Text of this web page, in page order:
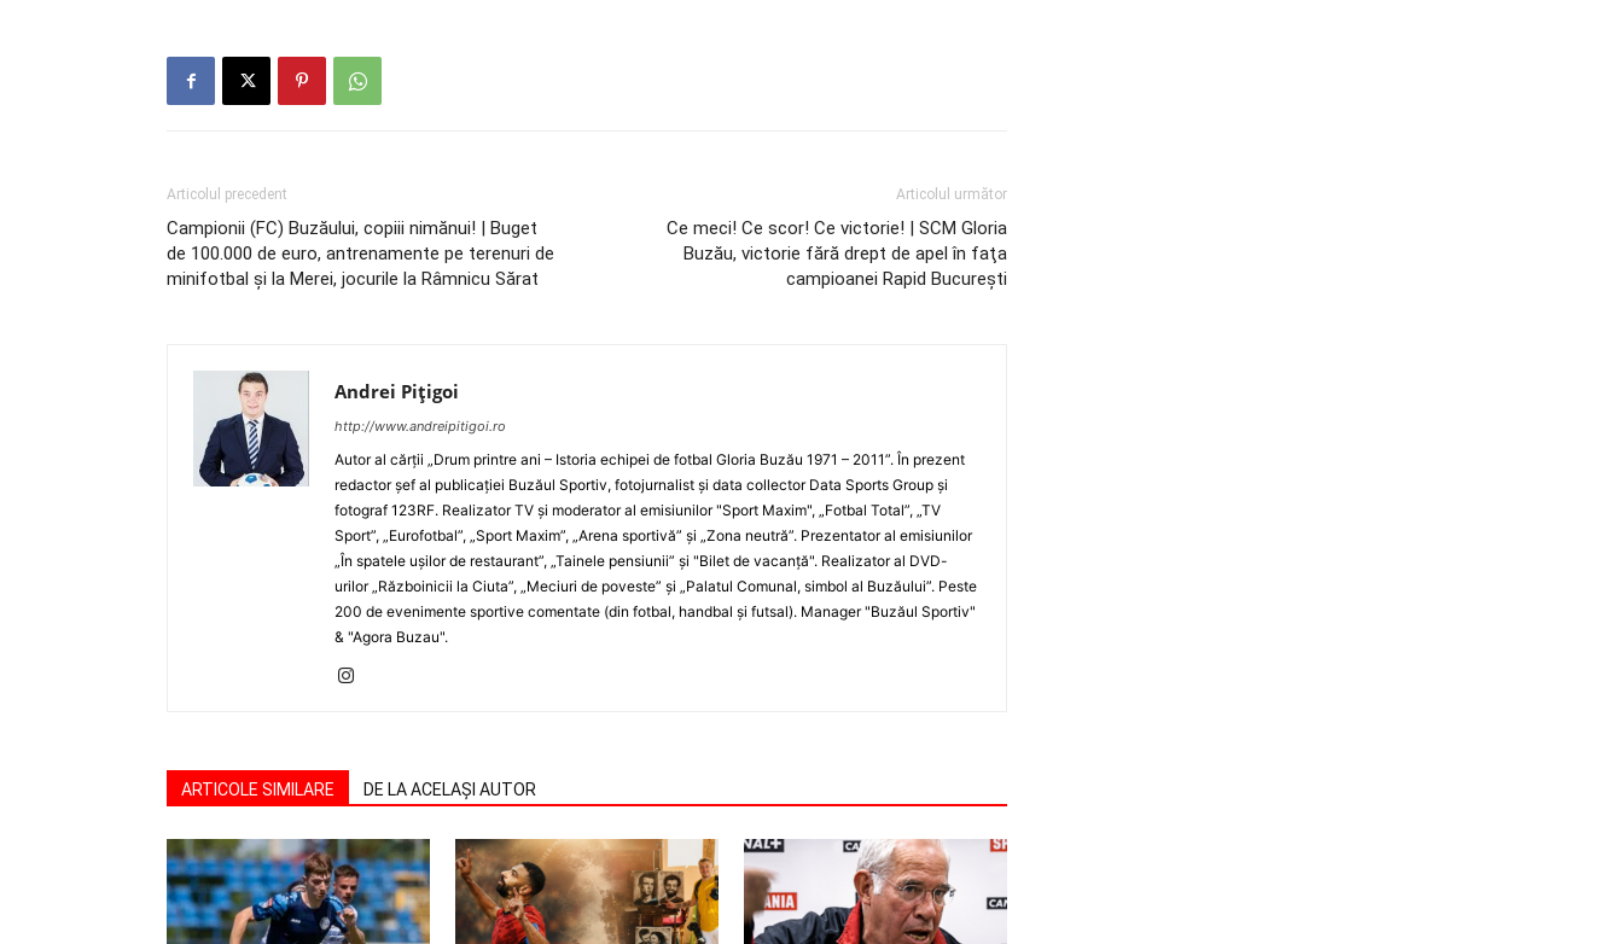
Articolul precedent
Campionii (FC) Buzăului, copiii nimănui! | Buget
de 100.000 de euro, antrenamente pe terenuri de
minifotbal şi la Merei, jocurile la Râmnicu Sărat
Articolul următor
Ce meci! Ce scor! Ce victorie! | SCM Gloria
Buzău, victorie fără drept de apel în faţa
campioanei Rapid Bucureşti
Andrei Pițigoi
http://www.andreipitigoi.ro
Autor al cărţii „Drum printre ani – Istoria echipei de fotbal Gloria Buzău 1971 – 2011”. În prezent
redactor şef al publicaţiei Buzăul Sportiv, fotojurnalist şi data collector Data Sports Group şi
fotograf 123RF. Realizator TV şi moderator al emisiunilor "Sport Maxim", „Fotbal Total”, „TV
Sport”, „Eurofotbal”, „Sport Maxim”, „Arena sportivă” şi „Zona neutră”. Prezentator al emisiunilor
„În spatele uşilor de restaurant”, „Tainele pensiunii” şi "Bilet de vacanţă". Realizator al DVD-
urilor „Războinicii la Ciuta”, „Meciuri de poveste” şi „Palatul Comunal, simbol al Buzăului”. Peste
200 de evenimente sportive comentate (din fotbal, handbal şi futsal). Manager "Buzăul Sportiv"
& "Agora Buzau".
ARTICOLE SIMILARE DE LA ACELAȘI AUTOR